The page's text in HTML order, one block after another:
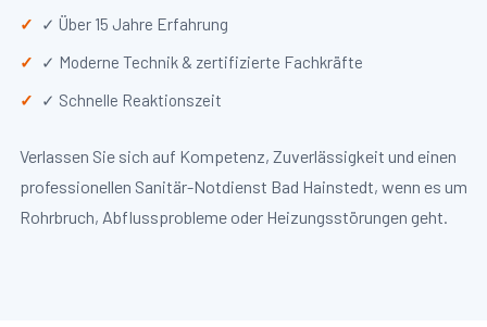
✓ Über 15 Jahre Erfahrung
✓ Moderne Technik & zertifizierte Fachkräfte
✓ Schnelle Reaktionszeit
Verlassen Sie sich auf Kompetenz, Zuverlässigkeit und einen
professionellen Sanitär-Notdienst Bad Hainstedt, wenn es um
Rohrbruch, Abflussprobleme oder Heizungsstörungen geht.